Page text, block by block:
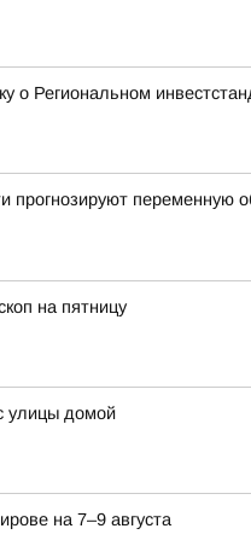
о Региональном
прогнозируют
на пятницу
улицы домой
на 7–9 августа